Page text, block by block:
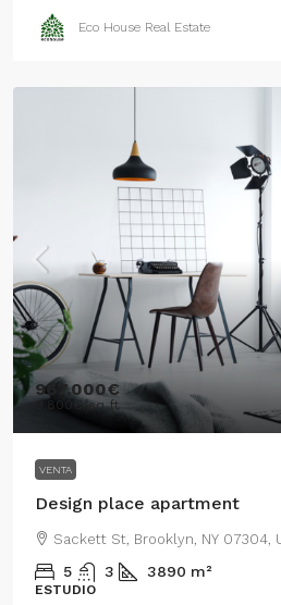
Eco House Real Estate
967.000€
9.800€/sq ft
VENTA
Design place apartment
Sackett St, Brooklyn, NY 07304,
5 3 3890 m²
ESTUDIO